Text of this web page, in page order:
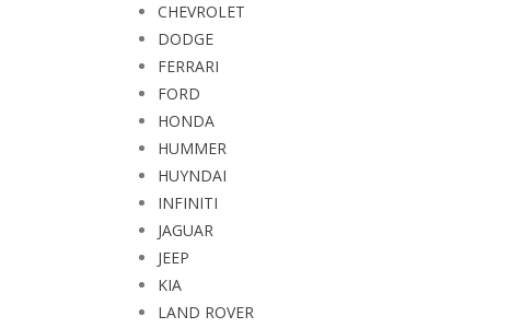
CHEVROLET
DODGE
FERRARI
FORD
HONDA
HUMMER
HUYNDAI
INFINITI
JAGUAR
JEEP
KIA
LAND ROVER